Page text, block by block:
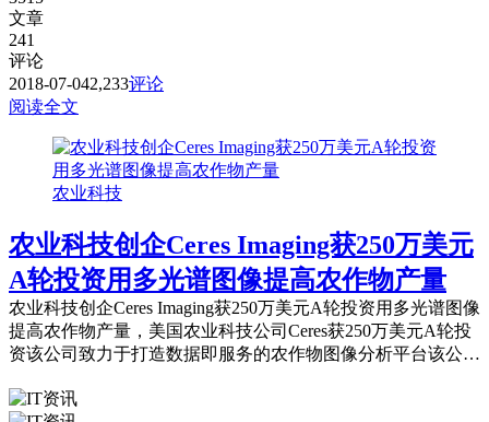
文章
241
评论
2018-07-042,233评论
阅读全文
农业科技
农业科技创企Ceres Imaging获250万美元
A轮投资用多光谱图像提高农作物产量
农业科技创企Ceres Imaging获250万美元A轮投资用多光谱图像
提高农作物产量，美国农业科技公司Ceres获250万美元A轮投
资该公司致力于打造数据即服务的农作物图像分析平台该公司